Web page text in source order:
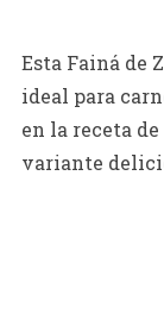
Esta Fainá de
ideal para
en la receta
variante